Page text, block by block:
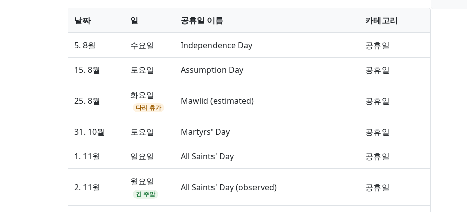
날짜 일 공휴일 이름 카테고리
5. 8월 수요일 Independence Day 공휴일
15. 8월 토요일 Assumption Day 공휴일
25. 8월
화요일
다리 휴가
Mawlid (estimated) 공휴일
31. 10월 토요일 Martyrs' Day 공휴일
1. 11월 일요일 All Saints' Day 공휴일
2. 11월
월요일
긴 주말
All Saints' Day (observed) 공휴일